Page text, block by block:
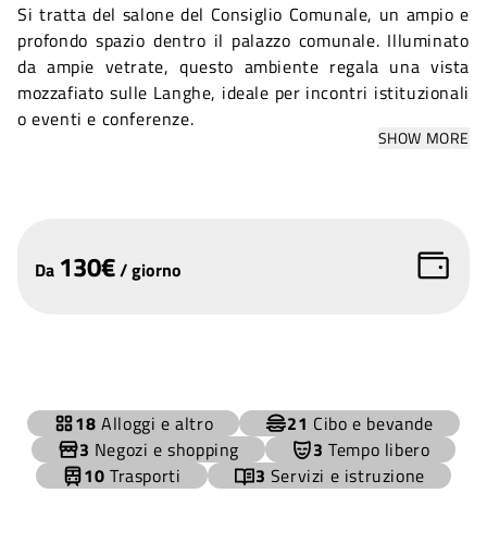
Si tratta del salone del Consiglio Comunale, un ampio e
profondo spazio dentro il palazzo comunale. Illuminato
da ampie vetrate, questo ambiente regala una vista
mozzafiato sulle Langhe, ideale per incontri istituzionali
o eventi e conferenze.
SHOW MORE
Da 130€/giorno
+
−
18 Alloggi e altro 21 Cibo e bevande
3 Negozi e shopping 3 Tempo libero
10 Trasporti 3 Servizi e istruzione